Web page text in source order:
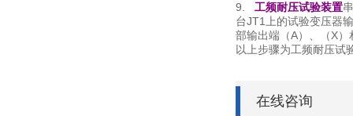
9.
工频耐压试验装置
台JT1上的试验变压器
部输出端（A）、（X）
以上步骤为工频耐压试
在线咨询